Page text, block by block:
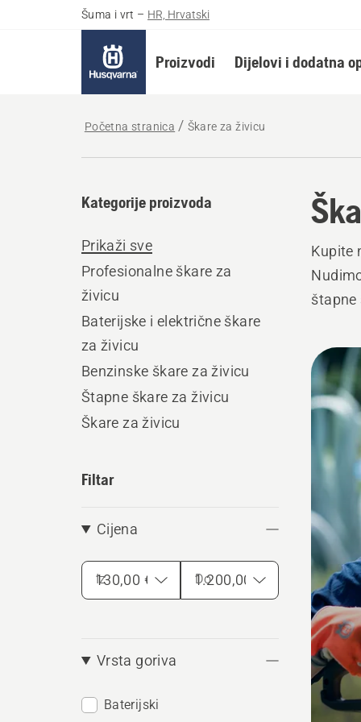
Šuma i vrt – HR, Hrvatski
Proizvodi Dijelovi i dodatna
Početna stranica Škare za živicu
Kategorije proizvoda
Prikaži sve
Profesionalne škare za
živicu
Baterijske i električne škare
za živicu
Benzinske škare za živicu
Štapne škare za živicu
Škare za živicu
Filtar
Cijena
Iz Do
Vrsta goriva
Baterijski
Kupite
štapne
Učitaj
sve